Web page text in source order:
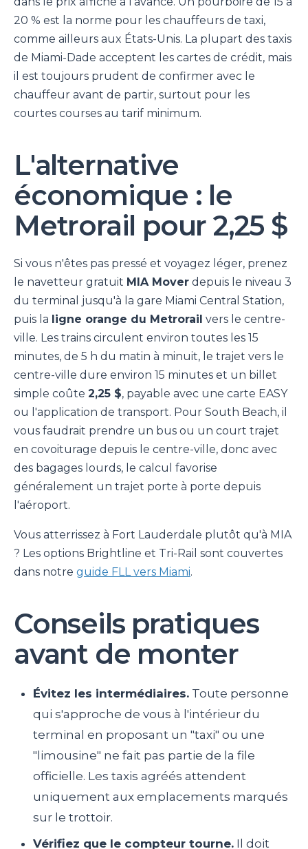
20 % est la norme pour les chauffeurs de taxi,
comme ailleurs aux États-Unis. La plupart des taxis
de Miami-Dade acceptent les cartes de crédit, mais
il est toujours prudent de confirmer avec le
chauffeur avant de partir, surtout pour les
courtes courses au tarif minimum.
L'alternative
économique : le
Metrorail pour 2,25 $
Si vous n'êtes pas pressé et voyagez léger, prenez
le navetteur gratuit MIA Mover depuis le niveau 3
du terminal jusqu'à la gare Miami Central Station,
puis la ligne orange du Metrorail vers le centre-
ville. Les trains circulent environ toutes les 15
minutes, de 5 h du matin à minuit, le trajet vers le
centre-ville dure environ 15 minutes et un billet
simple coûte 2,25 $, payable avec une carte EASY
ou l'application de transport. Pour South Beach, il
vous faudrait prendre un bus ou un court trajet
en covoiturage depuis le centre-ville, donc avec
des bagages lourds, le calcul favorise
généralement un trajet porte à porte depuis
l'aéroport.
Vous atterrissez à Fort Lauderdale plutôt qu'à MIA
? Les options Brightline et Tri-Rail sont couvertes
dans notre guide FLL vers Miami.
Conseils pratiques
avant de monter
Évitez les intermédiaires. Toute personne
qui s'approche de vous à l'intérieur du
terminal en proposant un "taxi" ou une
"limousine" ne fait pas partie de la file
officielle. Les taxis agréés attendent
uniquement aux emplacements marqués
sur le trottoir.
Vérifiez que le compteur tourne. Il doit